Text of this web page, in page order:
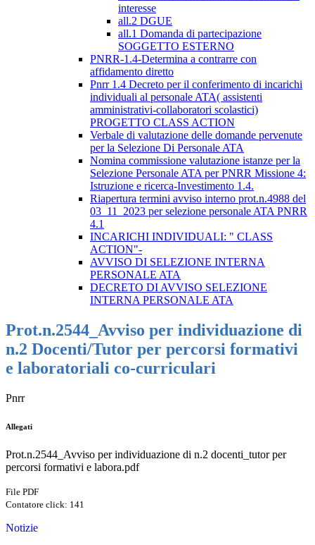
interesse
all.2 DGUE
all.1 Domanda di partecipazione
SOGGETTO ESTERNO
PNRR-1.4-Determina a contrarre con
affidamento diretto
Pnrr 1.4 Decreto per il conferimento di incarichi
individuali al personale ATA( assistenti
amministrativi-collaboratori scolastici)
PROGETTO CLASS ACTION
Verbale di valutazione delle domande pervenute
per la Selezione Di Personale ATA
Nomina commissione valutazione istanze per la
Selezione Personale ATA per PNRR Missione 4:
Istruzione e ricerca-Investimento 1.4.
Riapertura termini avviso interno prot.n.4988 del
03_11_2023 per selezione personale ATA PNRR
4.1
INCARICHI INDIVIDUALI: " CLASS
ACTION"-
AVVISO DI SELEZIONE INTERNA
PERSONALE ATA
DECRETO DI AVVISO SELEZIONE
INTERNA PERSONALE ATA
Prot.n.2544_Avviso per individuazione di
n.2 Docenti/Tutor per percorsi formativi
e laboratoriali co-curriculari
Pnrr
Allegati
Prot.n.2544_Avviso per individuazione di n.2 docenti_tutor per
percorsi formativi e labora.pdf
File PDF
Contatore click: 141
Notizie